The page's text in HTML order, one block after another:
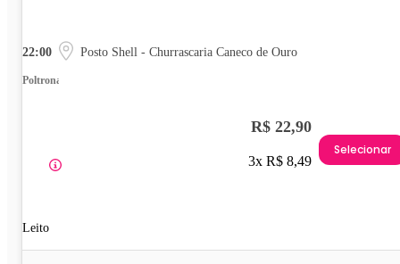
22:00 Posto Shell - Churrascaria Caneco de Ouro
Poltrona
Leito
R$ 22,90
3x R$ 8,49
Selecionar